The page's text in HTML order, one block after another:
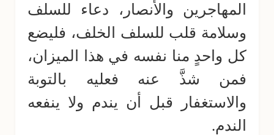
المهاجرين والأنصار، دعاء للسلف
وسلامة قلب للسلف الخلف، فليضع
كل واحدٍ منا نفسه في هذا الميزان،
فمن شذَّ عنه فعليه بالتوبة
والاستغفار قبل أن يندم ولا ينفعه
الندم.